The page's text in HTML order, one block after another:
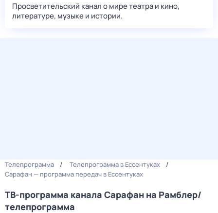
Просветительский канал о мире театра и кино,
литературе, музыке и истории.
Телепрограмма
Телепрограмма в Ессентуках
Сарафан — программа передач в Ессентуках
ТВ-программа канала Сарафан на Рамблер/
телепрограмма